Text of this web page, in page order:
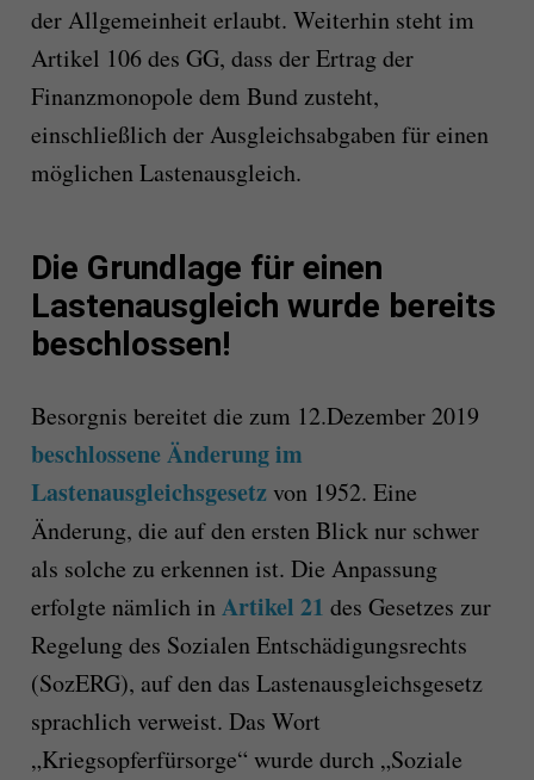
der Allgemeinheit erlaubt. Weiterhin steht im
Artikel 106 des GG, dass der Ertrag der
Finanzmonopole dem Bund zusteht,
einschließlich der Ausgleichsabgaben für einen
möglichen Lastenausgleich.
Die Grundlage für einen
Lastenausgleich wurde bereits
beschlossen!
Besorgnis bereitet die zum 12.Dezember 2019
beschlossene Änderung im
Lastenausgleichsgesetzvon 1952. Eine
Änderung, die auf den ersten Blick nur schwer
als solche zu erkennen ist. Die Anpassung
erfolgte nämlich inArtikel 21 des Gesetzes zur
Regelung des Sozialen Entschädigungsrechts
(SozERG), auf den das Lastenausgleichsgesetz
sprachlich verweist. Das Wort
„Kriegsopferfürsorge“ wurde durch „Soziale